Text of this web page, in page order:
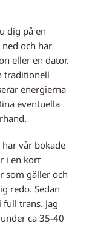
dig på en
och har
eller en dator.
traditionell
energierna
eventuella
vår bokade
i en kort
som gäller och
redo. Sedan
trans. Jag
ca 35-40